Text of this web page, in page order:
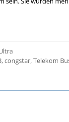
congstar, Telekom